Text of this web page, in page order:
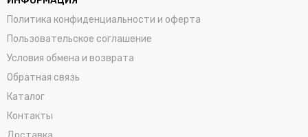
Политика конфиденциальности и оферта
Пользовательское соглашение
Условия обмена и возврата
Обратная связь
Каталог
Контакты